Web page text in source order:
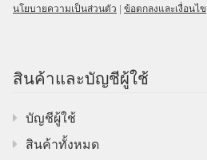
นโยบายความเป็นส่วนตัว | ข้อตกลงและเงื่อนไข
สินค้าและบัญชีผู้ใช้
บัญชีผู้ใช้
สินค้าทั้งหมด